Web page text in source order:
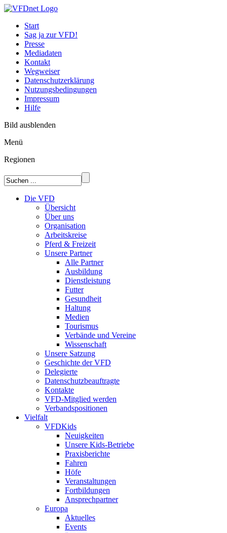
Start
Sag ja zur VFD!
Presse
Mediadaten
Kontakt
Wegweiser
Datenschutzerklärung
Nutzungsbedingungen
Impressum
Hilfe
Bild ausblenden
Menü
Regionen
Die VFD
Übersicht
Über uns
Organisation
Arbeitskreise
Pferd & Freizeit
Unsere Partner
Alle Partner
Ausbildung
Dienstleistung
Futter
Gesundheit
Haltung
Medien
Tourismus
Verbände und Vereine
Wissenschaft
Unsere Satzung
Geschichte der VFD
Delegierte
Datenschutzbeauftragte
Kontakte
VFD-Mitglied werden
Verbandspositionen
Vielfalt
VFDKids
Neuigkeiten
Unsere Kids-Betriebe
Praxisberichte
Fahren
Höfe
Veranstaltungen
Fortbildungen
Ansprechpartner
Europa
Aktuelles
Events